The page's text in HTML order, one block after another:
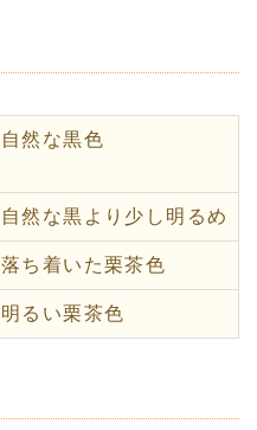
自然な黒色
自然な黒より少し明るめ
落ち着いた栗茶色
明るい栗茶色